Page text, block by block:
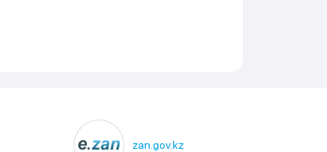
zan.gov.kz